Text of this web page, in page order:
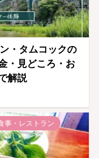
・タムコックの
・見どころ・お
解説
事・レストラン